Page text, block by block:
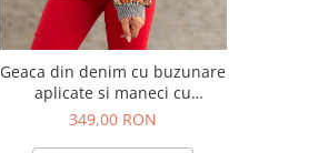
Geaca din denim cu buzunare
aplicate si maneci cu
imprimeu floral
349,00 RON